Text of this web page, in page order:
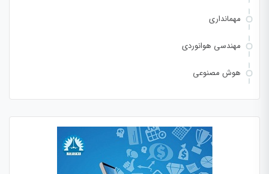
مهمانداری
مهندسی هوانوردی
هوش مصنوعی